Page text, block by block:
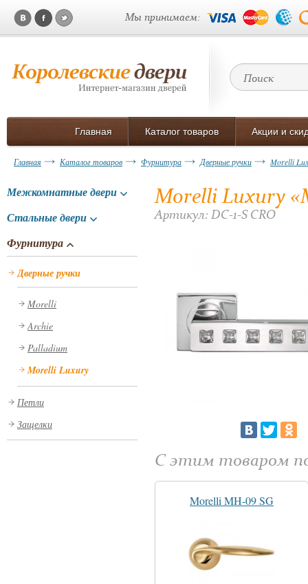
Мы принимаем:
Главная Каталог товаров Акции и
Главная Каталог товаров Фурнитура Дверные ручки Morelli
Межкомнатные двери
Стальные двери
Фурнитура
Дверные ручки
Morelli
Archie
Palladium
Morelli Luxury
Петли
Защелки
Morelli Luxury
Артикул: DC-1-S CRO
С этим товаром
Morelli MH-09 SG